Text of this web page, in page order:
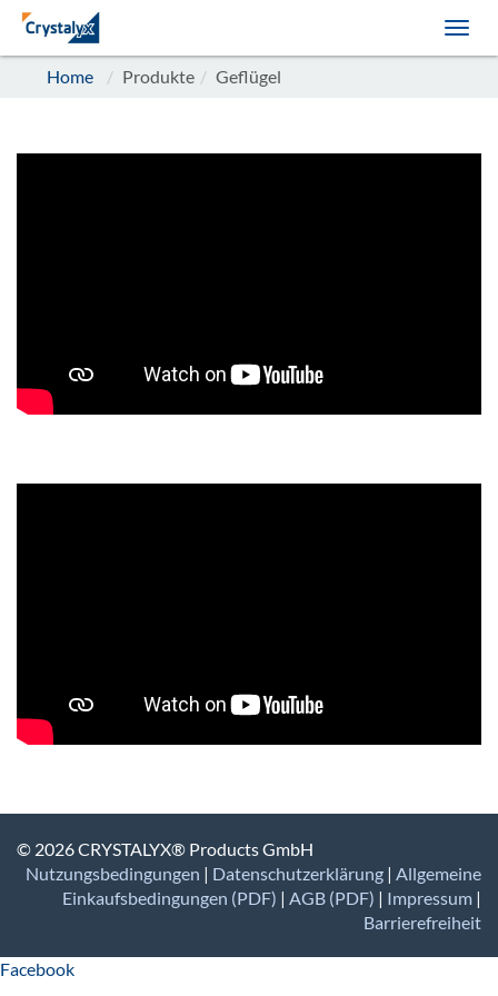
Home Produkte Geflügel
© 2026 CRYSTALYX® Products GmbH
Nutzungsbedingungen | Datenschutzerklärung | Allgemeine
Einkaufsbedingungen (PDF) | AGB (PDF) | Impressum |
Barrierefreiheit
Facebook